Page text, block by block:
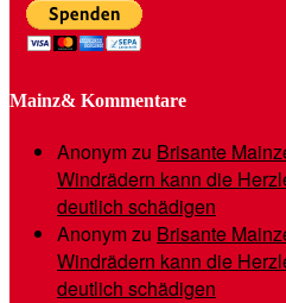
Mainz& Kommentare
Anonymzu Brisante
Windrädern kann die
deutlich schädigen
Anonymzu Brisante
Windrädern kann die
deutlich schädigen